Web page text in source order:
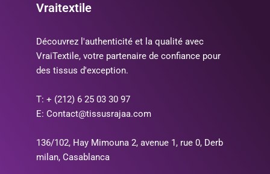
Vraitextile
Découvrez l'authenticité et la qualité avec
VraiTextile, votre partenaire de confiance pour
des tissus d'exception.
T: + (212) 6 25 03 30 97
E: Contact@tissusrajaa.com
136/102, Hay Mimouna 2, avenue 1, rue 0, Derb
milan, Casablanca